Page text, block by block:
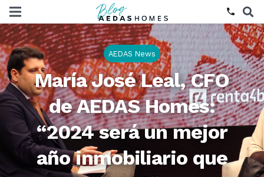
phone
AEDAS News
María José Leal, CFO
de AEDAS Homes:
“2024 será un mejor
año inmobiliario que